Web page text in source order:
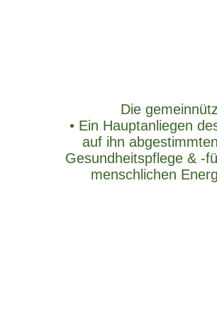
Die
• Ein Hauptanliegen
auf ihn
Gesundheitspflege & -
menschlichen